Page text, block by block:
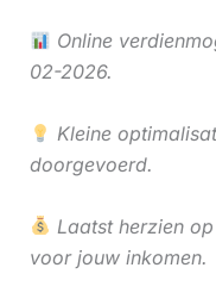
Online
02-2026.
Kleine
doorgevoerd.
Laatst herzien
voor jouw inkomen.